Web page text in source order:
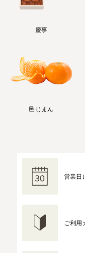
慶事
邑じまん
営業日
ご利用